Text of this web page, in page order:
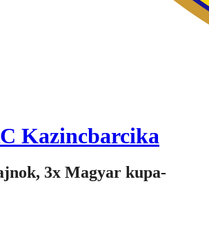
Kazincbarcika
3x Magyar kupa-